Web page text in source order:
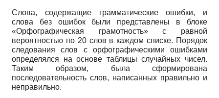
Слова, содержащие грамматические ошибки, и
слова без ошибок были представлены в блоке
«Орфографическая грамотность» с равной
вероятностью по 20 слов в каждом списке. Порядок
следования слов с орфографическими ошибками
определялся на основе таблицы случайных чисел.
Таким образом, была сформирована
последовательность слов, написанных правильно и
неправильно.